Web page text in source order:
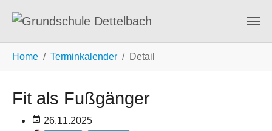
Home Terminkalender Detail
Fit als Fußgänger
26.11.2025